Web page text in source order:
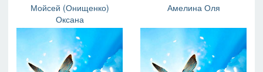
Мойсей (Онищенко)
Оксана
Амелина Оля